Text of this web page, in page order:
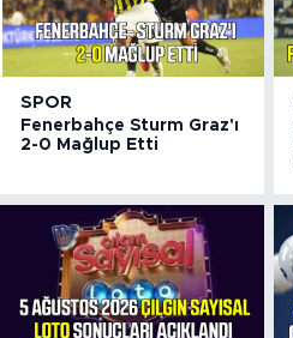
SPOR
Fenerbahçe Sturm Graz'ı
2-0 Mağlup Etti